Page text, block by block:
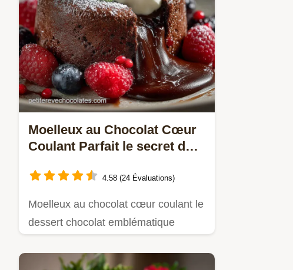
Moelleux au Chocolat Cœur
Coulant Parfait le secret du
4.58 (24 Évaluations)
Moelleux au chocolat cœur coulant le
dessert chocolat emblématique